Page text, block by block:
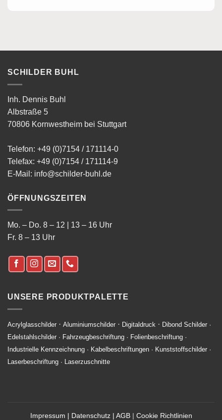
SCHILDER BUHL
Inh. Dennis Buhl
Albstraße 5
70806 Kornwestheim bei Stuttgart
Telefon: +49 (0)7154 / 171114-0
Telefax: +49 (0)7154 / 171114-9
E-Mail: info@schilder-buhl.de
ÖFFNUNGSZEITEN
Mo. – Do. 8 – 12 | 13 – 16 Uhr
Fr. 8 – 13 Uhr
UNSERE PRODUKTPALETTE
Acrylglasschilder · Aluminiumschilder · Digitaldruck · Dibond Schilder ·
Edelstahlschilder · Fahrzeugbeschriftung · Folienbeschriftung ·
Industrielle Kennzeichnung · Kabelbeschriftungen · Kunststoffschilder ·
Laserbeschriftung · Laserzuschnitte
Impressum | Datenschutz| AGB| Cookie Richtlinien